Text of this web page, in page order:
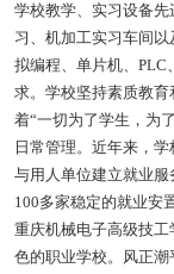
学校教学、实习设备
习、机加工实习车间
拟编程、单片机、PLC
求。学校坚持素质教
着“一切为了学生，为
日常管理。近年来，
与用人单位建立就业
100多家稳定的就业安
重庆机械电子高级技
色的职业学校。风正